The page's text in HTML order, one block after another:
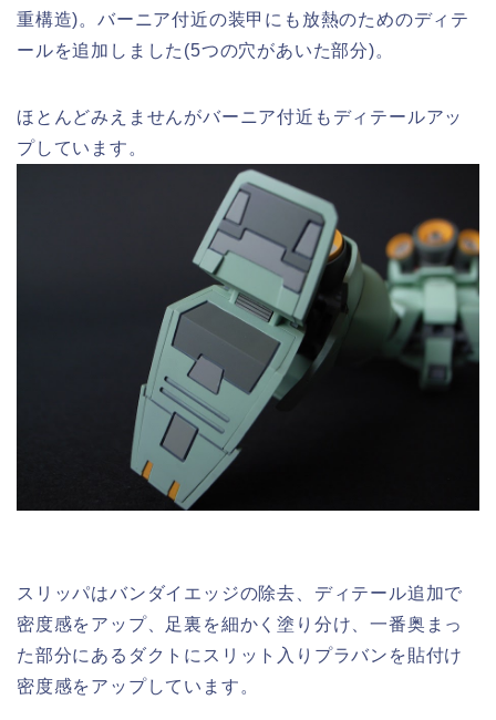
重構造)。バーニア付近の装甲にも放熱のためのディテ
ールを追加しました(5つの穴があいた部分)。
ほとんどみえませんがバーニア付近もディテールアッ
プしています。
スリッパはバンダイエッジの除去、ディテール追加で
密度感をアップ、足裏を細かく塗り分け、一番奥まっ
た部分にあるダクトにスリット入りプラバンを貼付け
密度感をアップしています。